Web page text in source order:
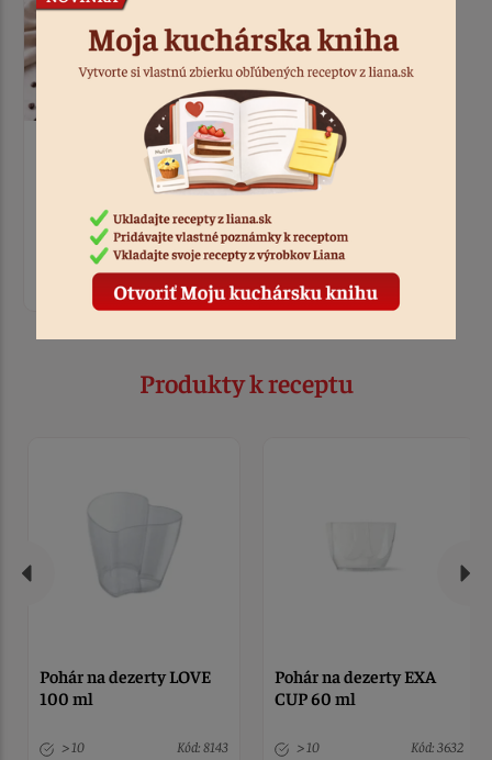
Bezlepkové perníkovo-
kávové tiramisu
2:00
Produkty k receptu
Pohár na dezerty LOVE
100 ml
> 10 Kód: 8143
Pohár na dezerty EXA
CUP 60 ml
> 10 Kód: 3632